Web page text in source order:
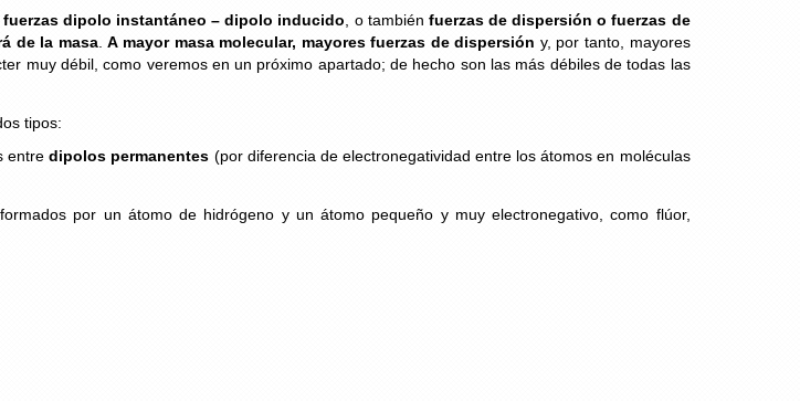
fuerzas dipolo instantáneo – dipolo inducido , o también fuerzas de dispersión o fuerzas de
de la masa.A mayor masa molecular, mayores fuerzas de dispersión y, por tanto, mayores
muy débil, como veremos en un próximo apartado; de hecho son las más débiles de todas las
tipos:
entredipolos permanentes (por diferencia de electronegatividad entre los átomos en moléculas
por un átomo de hidrógeno y un átomo pequeño y muy electronegativo, como flúor,